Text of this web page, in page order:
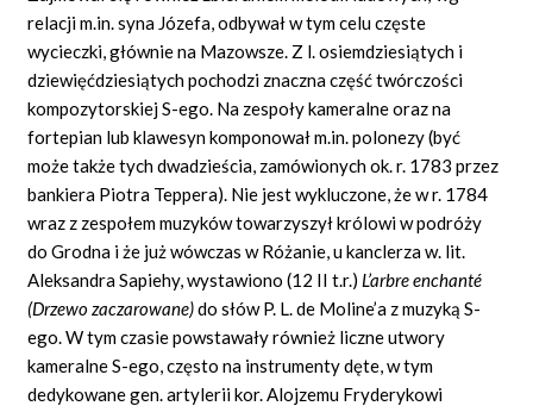
relacji m.in. syna Józefa, odbywał w tym celu częste
wycieczki, głównie na Mazowsze. Z l. osiemdziesiątych i
dziewięćdziesiątych pochodzi znaczna część twórczości
kompozytorskiej S-ego. Na zespoły kameralne oraz na
fortepian lub klawesyn komponował m.in. polonezy (być
może także tych dwadzieścia, zamówionych ok. r. 1783 przez
bankiera Piotra Teppera). Nie jest wykluczone, że w r. 1784
wraz z zespołem muzyków towarzyszył królowi w podróży
do Grodna i że już wówczas w Różanie, u kanclerza w. lit.
Aleksandra Sapiehy, wystawiono (12 II t.r.) L’arbre enchanté
(Drzewo zaczarowane)do słów P. L. de Moline’a z muzyką S-
ego. W tym czasie powstawały również liczne utwory
kameralne S-ego, często na instrumenty dęte, w tym
dedykowane gen. artylerii kor. Alojzemu Fryderykowi